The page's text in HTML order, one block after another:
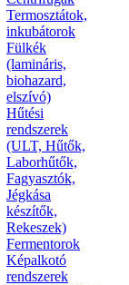
Termosztátok,
inkubátorok
Fülkék
(lamináris,
biohazard,
elszívó)
Hűtési
rendszerek
(ULT, Hűtők,
Laborhűtők,
Fagyasztók,
Jégkása
készítők,
Rekeszek)
Fermentorok
Képalkotó
rendszerek